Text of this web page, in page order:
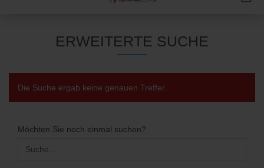
ERWEITERTE SUCHE
Die Suche ergab keine genauen Treffer.
MÖCHTEN
NOCH
Möchten Sie noch einmal suchen?